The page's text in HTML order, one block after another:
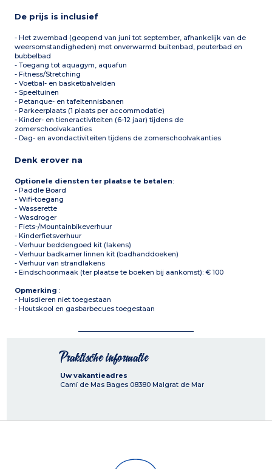
De prijs is inclusief
- Het zwembad (geopend van juni tot september, afhankelijk van de
weersomstandigheden) met onverwarmd buitenbad, peuterbad en
bubbelbad
- Toegang tot aquagym, aquafun
- Fitness/Stretching
- Voetbal- en basketbalvelden
- Speeltuinen
- Petanque- en tafeltennisbanen
- Parkeerplaats (1 plaats per accommodatie)
- Kinder- en tieneractiviteiten (6-12 jaar) tijdens de
zomerschoolvakanties
- Dag- en avondactiviteiten tijdens de zomerschoolvakanties
Denk erover na
Optionele diensten ter plaatse te betalen:
- Paddle Board
- Wifi-toegang
- Wasserette
- Wasdroger
- Fiets-/Mountainbikeverhuur
- Kinderfietsverhuur
- Verhuur beddengoed kit (lakens)
- Verhuur badkamer linnen kit (badhanddoeken)
- Verhuur van strandlakens
- Eindschoonmaak (ter plaatse te boeken bij aankomst): € 100
Opmerking :
- Huisdieren niet toegestaan
- Houtskool en gasbarbecues toegestaan
Praktische informatie
Uw vakantieadres
Camí de Mas Bages 08380 Malgrat de Mar